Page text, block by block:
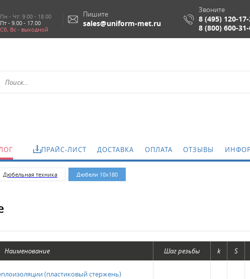
Пн - Чт: 9.00 - 18.00
Пт - 9.00 - 17.00
Сб, Вс - выходной
Пишите
sales@uniform-met.ru
Звоните
8 (495) 120-
8 (800) 600-
ПРАЙС-ЛИСТ ДОСТАВКА ОПЛАТА ОТЗЫВЫ
Дюбельная техника Дюбели 10х180
Наименование Шаг резьбы k S
(пластиковый стержень)